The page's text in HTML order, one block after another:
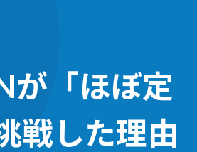
が「ほぼ定
戦した理由